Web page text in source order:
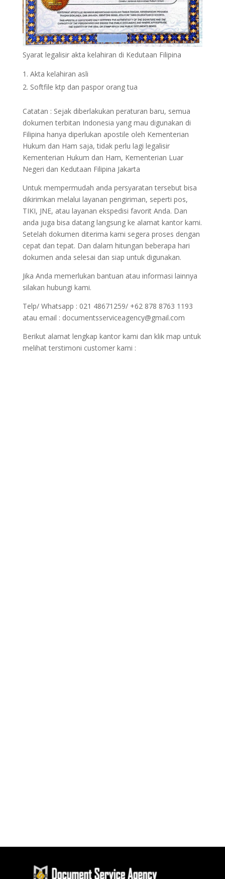
Syarat legalisir akta kelahiran di Kedutaan Filipina
Akta kelahiran asli
Softfile ktp dan paspor orang tua
Catatan : Sejak diberlakukan peraturan baru, semua
dokumen terbitan Indonesia yang mau digunakan di
Filipina hanya diperlukan apostile oleh Kementerian
Hukum dan Ham saja, tidak perlu lagi legalisir
Kementerian Hukum dan Ham, Kementerian Luar
Negeri dan Kedutaan Filipina Jakarta
Untuk mempermudah anda persyaratan tersebut bisa
dikirimkan melalui layanan pengiriman, seperti pos,
TIKI, JNE, atau layanan ekspedisi favorit Anda. Dan
anda juga bisa datang langsung ke alamat kantor kami.
Setelah dokumen diterima kami segera proses dengan
cepat dan tepat. Dan dalam hitungan beberapa hari
dokumen anda selesai dan siap untuk digunakan.
Jika Anda memerlukan bantuan atau informasi lainnya
silakan hubungi kami.
Telp/ Whatsapp : 021 48671259/ +62 878 8763 1193
atau email : documentsserviceagency@gmail.com
Berikut alamat lengkap kantor kami dan klik map untuk
melihat terstimoni customer kami :